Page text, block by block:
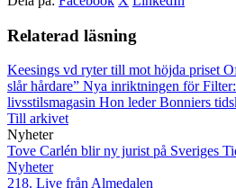
Relaterad läsning
Keesings vd ryter till mot höjda priset
slår hårdare” Nya inriktningen för
livsstilsmagasin Hon leder Bonniers
Till arkivet
Nyheter
Tove Carlén blir ny jurist på Sveriges
Nyheter
218. Live från Almedalen